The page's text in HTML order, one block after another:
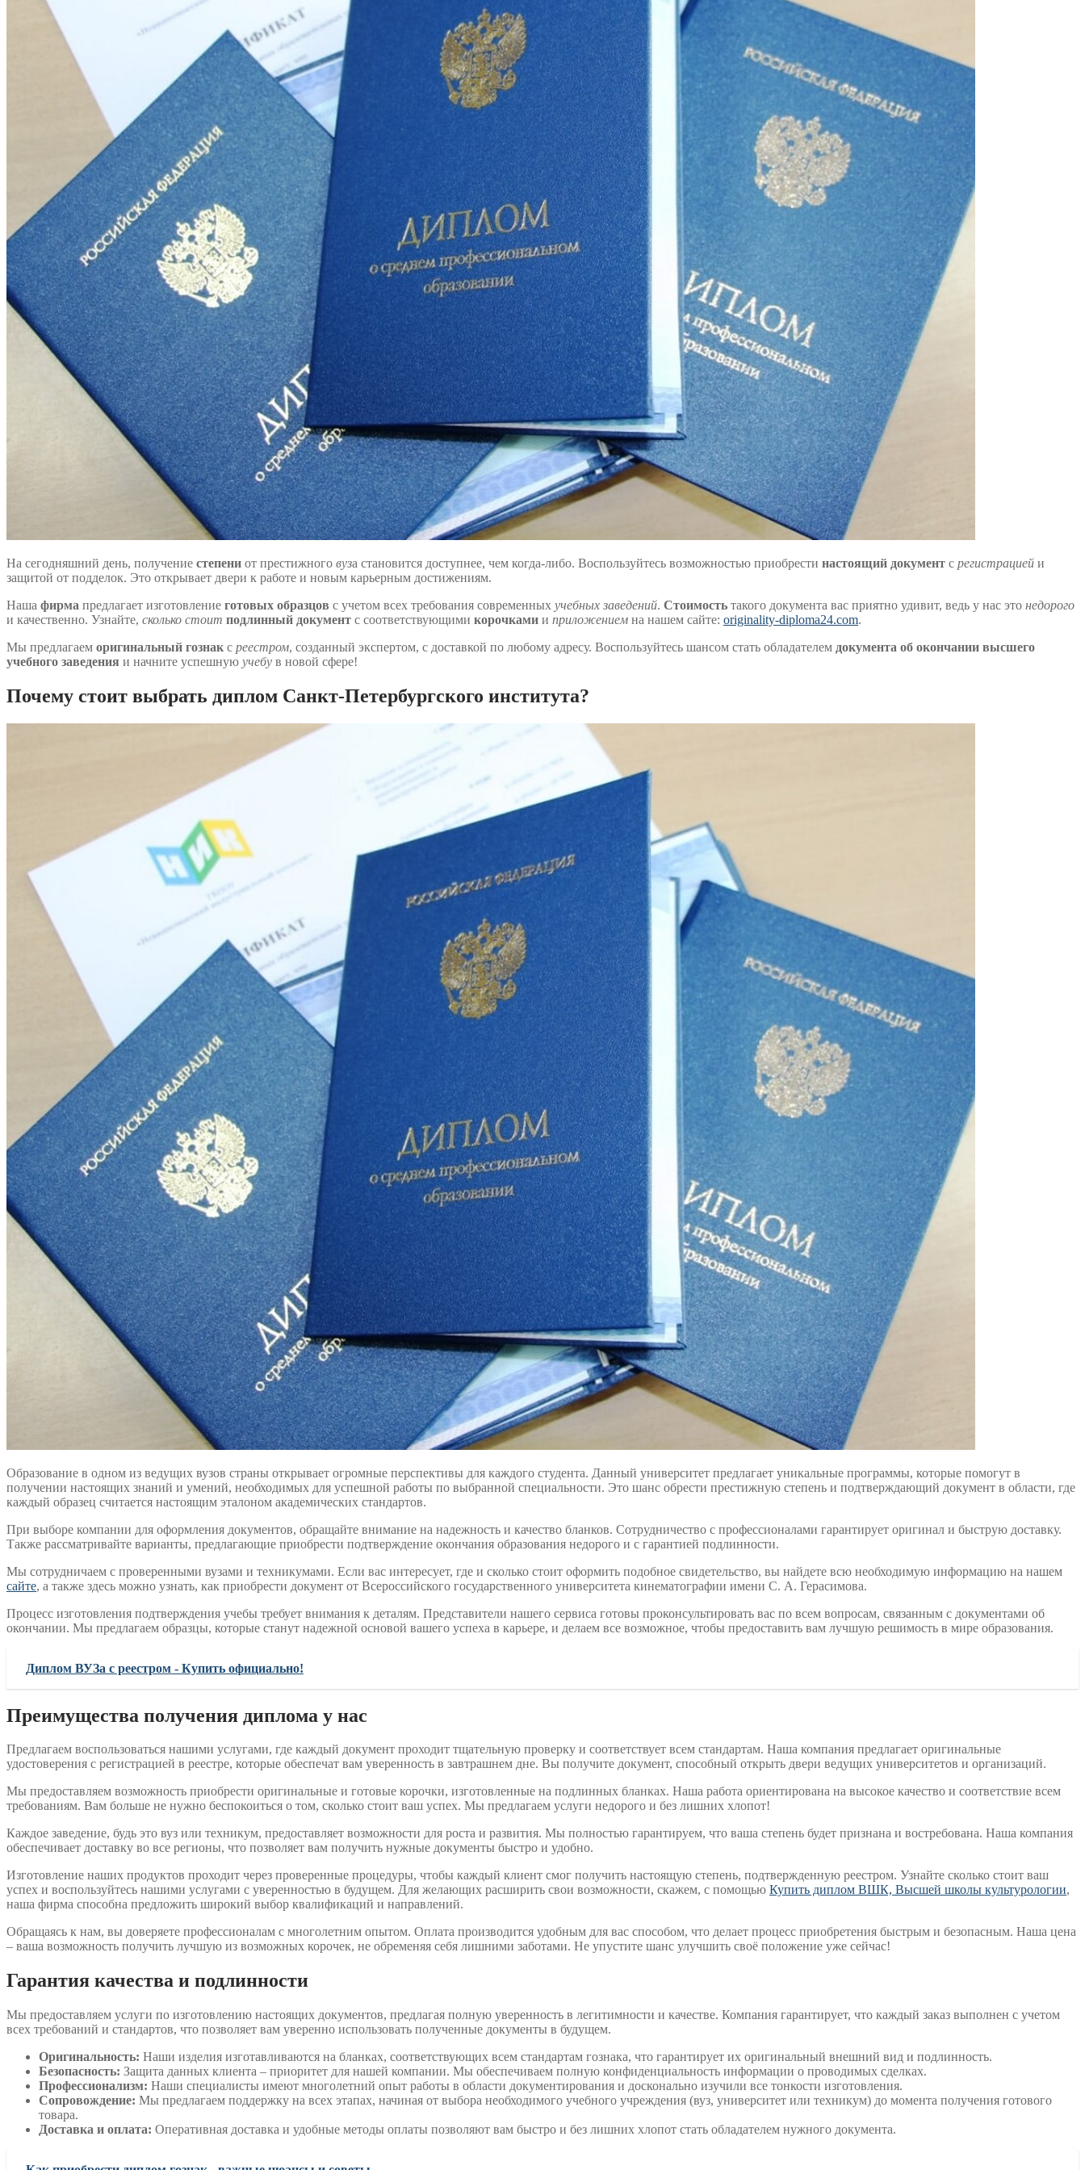
На сегодняшний день, получение степени от престижного вуза становится доступнее, чем когда-либо. Воспользуйтесь возможностью приобрести настоящий документ с регистрацией и
защитой от подделок. Это открывает двери к работе и новым карьерным достижениям.
Наша фирма предлагает изготовление готовых образцов с учетом всех требования современных учебных заведений. Стоимость такого документа вас приятно удивит, ведь у нас это недорого
и качественно. Узнайте, сколько стоит подлинный документ с соответствующими корочками и приложением на нашем сайте: originality-diploma24.com.
Мы предлагаем оригинальный гознак с реестром, созданный экспертом, с доставкой по любому адресу. Воспользуйтесь шансом стать обладателем документа об окончании высшего
учебного заведения и начните успешную учебу в новой сфере!
Почему стоит выбрать диплом Санкт-Петербургского института?
Образование в одном из ведущих вузов страны открывает огромные перспективы для каждого студента. Данный университет предлагает уникальные программы, которые помогут в
получении настоящих знаний и умений, необходимых для успешной работы по выбранной специальности. Это шанс обрести престижную степень и подтверждающий документ в области, где
каждый образец считается настоящим эталоном академических стандартов.
При выборе компании для оформления документов, обращайте внимание на надежность и качество бланков. Сотрудничество с профессионалами гарантирует оригинал и быструю доставку.
Также рассматривайте варианты, предлагающие приобрести подтверждение окончания образования недорого и с гарантией подлинности.
Мы сотрудничаем с проверенными вузами и техникумами. Если вас интересует, где и сколько стоит оформить подобное свидетельство, вы найдете всю необходимую информацию на нашем
сайте, а также здесь можно узнать, как приобрести документ от Всероссийского государственного университета кинематографии имени С. А. Герасимова.
Процесс изготовления подтверждения учебы требует внимания к деталям. Представители нашего сервиса готовы проконсультировать вас по всем вопросам, связанным с документами об
окончании. Мы предлагаем образцы, которые станут надежной основой вашего успеха в карьере, и делаем все возможное, чтобы предоставить вам лучшую решимость в мире образования.
Диплом ВУЗа с реестром - Купить официально!
Преимущества получения диплома у нас
Предлагаем воспользоваться нашими услугами, где каждый документ проходит тщательную проверку и соответствует всем стандартам. Наша компания предлагает оригинальные
удостоверения с регистрацией в реестре, которые обеспечат вам уверенность в завтрашнем дне. Вы получите документ, способный открыть двери ведущих университетов и организаций.
Мы предоставляем возможность приобрести оригинальные и готовые корочки, изготовленные на подлинных бланках. Наша работа ориентирована на высокое качество и соответствие всем
требованиям. Вам больше не нужно беспокоиться о том, сколько стоит ваш успех. Мы предлагаем услуги недорого и без лишних хлопот!
Каждое заведение, будь это вуз или техникум, предоставляет возможности для роста и развития. Мы полностью гарантируем, что ваша степень будет признана и востребована. Наша компания
обеспечивает доставку во все регионы, что позволяет вам получить нужные документы быстро и удобно.
Изготовление наших продуктов проходит через проверенные процедуры, чтобы каждый клиент смог получить настоящую степень, подтвержденную реестром. Узнайте сколько стоит ваш
успех и воспользуйтесь нашими услугами с уверенностью в будущем. Для желающих расширить свои возможности, скажем, с помощью Купить диплом ВШК, Высшей школы культурологии,
наша фирма способна предложить широкий выбор квалификаций и направлений.
Обращаясь к нам, вы доверяете профессионалам с многолетним опытом. Оплата производится удобным для вас способом, что делает процесс приобретения быстрым и безопасным. Наша цена
– ваша возможность получить лучшую из возможных корочек, не обременяя себя лишними заботами. Не упустите шанс улучшить своё положение уже сейчас!
Гарантия качества и подлинности
Мы предоставляем услуги по изготовлению настоящих документов, предлагая полную уверенность в легитимности и качестве. Компания гарантирует, что каждый заказ выполнен с учетом
всех требований и стандартов, что позволяет вам уверенно использовать полученные документы в будущем.
Оригинальность: Наши изделия изготавливаются на бланках, соответствующих всем стандартам гознака, что гарантирует их оригинальный внешний вид и подлинность.
Безопасность: Защита данных клиента – приоритет для нашей компании. Мы обеспечиваем полную конфиденциальность информации о проводимых сделках.
Профессионализм: Наши специалисты имеют многолетний опыт работы в области документирования и досконально изучили все тонкости изготовления.
Сопровождение: Мы предлагаем поддержку на всех этапах, начиная от выбора необходимого учебного учреждения (вуз, университет или техникум) до момента получения готового
товара.
Доставка и оплата: Оперативная доставка и удобные методы оплаты позволяют вам быстро и без лишних хлопот стать обладателем нужного документа.